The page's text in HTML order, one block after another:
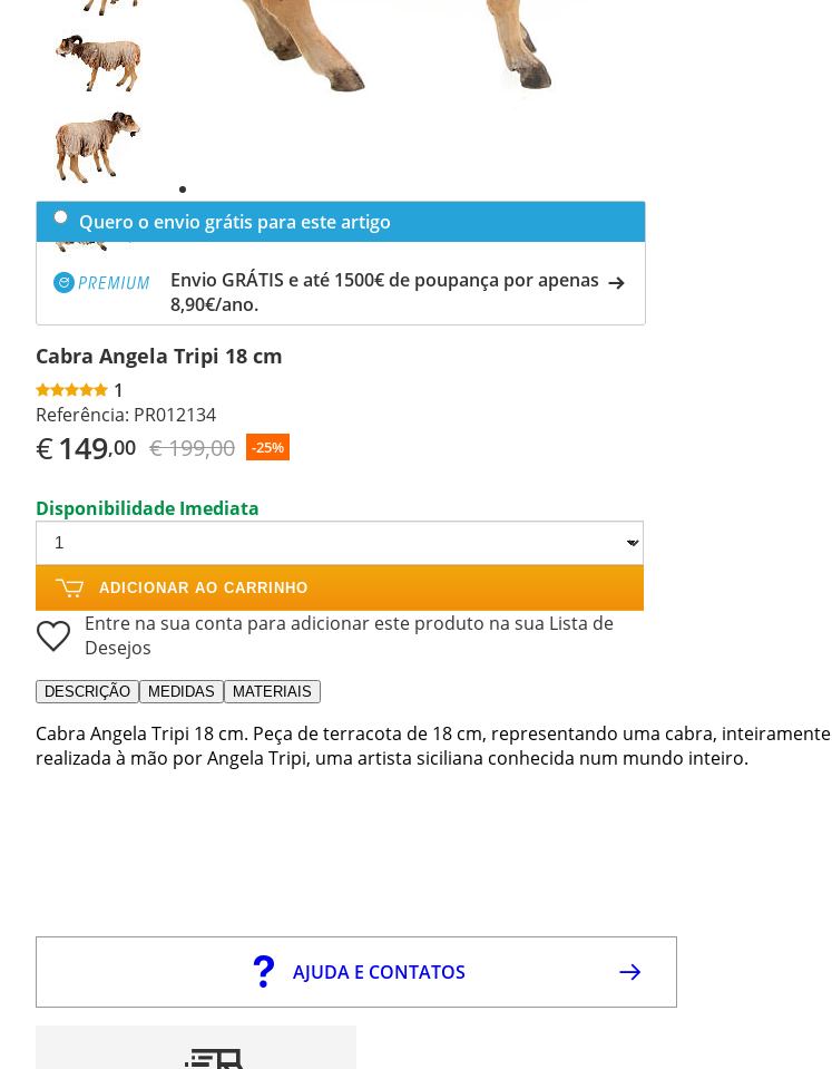
Previous
slide
Next
slide
Quero o envio grátis para este artigo
Envio GRÁTIS e até 1500€ de poupança por apenas
8,90€/ano.
Cabra Angela Tripi 18 cm
1
Referência: PR012134
€149,00 € 199,00 -25%
Disponibilidade Imediata
ADICIONAR AO CARRINHO
Entre na sua conta para adicionar este produto na sua Lista de
Desejos
DESCRIÇÃO MEDIDAS MATERIAIS
Cabra Angela Tripi 18 cm. Peça de terracota de 18 cm, representando uma cabra, inteiramente
realizada à mão por Angela Tripi, uma artista siciliana conhecida num mundo inteiro.
AJUDA E CONTATOS